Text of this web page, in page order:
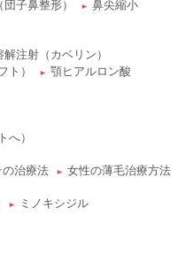
子鼻整形） ► 鼻尖縮小
解注射（カベリン）
ト） ► 顎ヒアルロン酸
へ）
の治療法 ► 女性の薄毛治療方法
► ミノキシジル